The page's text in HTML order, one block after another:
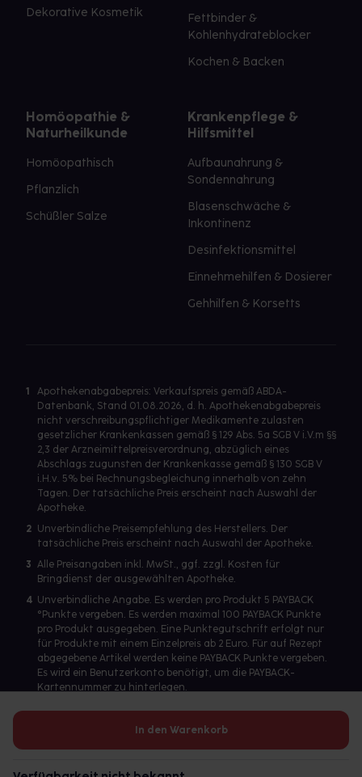
In den Warenkorb
Dekorative Kosmetik
Fettbinder &
Kohlenhydrateblocker
Kochen & Backen
Homöopathie &
Naturheilkunde
Homöopathisch
Pflanzlich
Schüßler Salze
Krankenpflege &
Hilfsmittel
Aufbaunahrung &
Sondennahrung
Blasenschwäche &
Inkontinenz
Desinfektionsmittel
Einnehmehilfen & Dosierer
Gehhilfen & Korsetts
1
Apothekenabgabepreis: Verkaufspreis gemäß ABDA-
Datenbank, Stand 01.08.2026, d. h. Apothekenabgabepreis
nicht verschreibungspflichtiger Medikamente zulasten
gesetzlicher Krankenkassen gemäß § 129 Abs. 5a SGB V i.V.m §§
2,3 der Arzneimittelpreisverordnung, abzüglich eines
Abschlags zugunsten der Krankenkasse gemäß § 130 SGB V
i.H.v. 5% bei Rechnungsbegleichung innerhalb von zehn
Tagen. Der tatsächliche Preis erscheint nach Auswahl der
Apotheke.
2 Unverbindliche Preisempfehlung des Herstellers. Der
tatsächliche Preis erscheint nach Auswahl der Apotheke.
3 Alle Preisangaben inkl. MwSt., ggf. zzgl. Kosten für
Bringdienst der ausgewählten Apotheke.
4 Unverbindliche Angabe. Es werden pro Produkt 5 PAYBACK
°Punkte vergeben. Es werden maximal 100 PAYBACK Punkte
pro Produkt ausgegeben. Eine Punktegutschrift erfolgt nur
für Produkte mit einem Einzelpreis ab 2 Euro. Für auf Rezept
abgegebene Artikel werden keine PAYBACK Punkte vergeben.
Es wird ein Benutzerkonto benötigt, um die PAYBACK-
Kartennummer zu hinterlegen.
Betreiber des Portals und verantwortlich: gesund.de GmbH &